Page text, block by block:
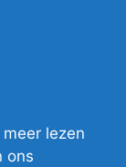
lezen
ons